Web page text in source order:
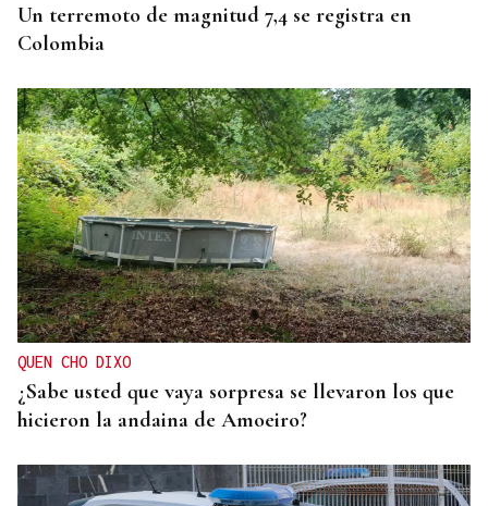
Un terremoto de magnitud 7,4 se registra en
Colombia
QUEN CHO DIXO
¿Sabe usted que vaya sorpresa se llevaron los que
hicieron la andaina de Amoeiro?